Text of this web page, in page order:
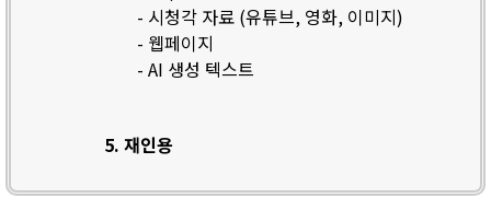
- 시청각 자료 (유튜브, 영화, 이미지)
- 웹페이지
- AI 생성 텍스트
5. 재인용